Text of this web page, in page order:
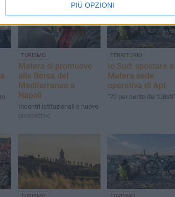
PIÙ OPZIONI
TURISMO
Matera si promuove
alla Borsa del
Mediterraneo a
Napoli
Incontri istituzionali e nuove
prospettive
TERRITORIO
Io Sud: spostare a
Matera sede
operativa di Apt
"70 per cento dei turisti"